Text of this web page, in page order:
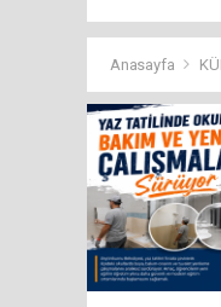
Anasayfa